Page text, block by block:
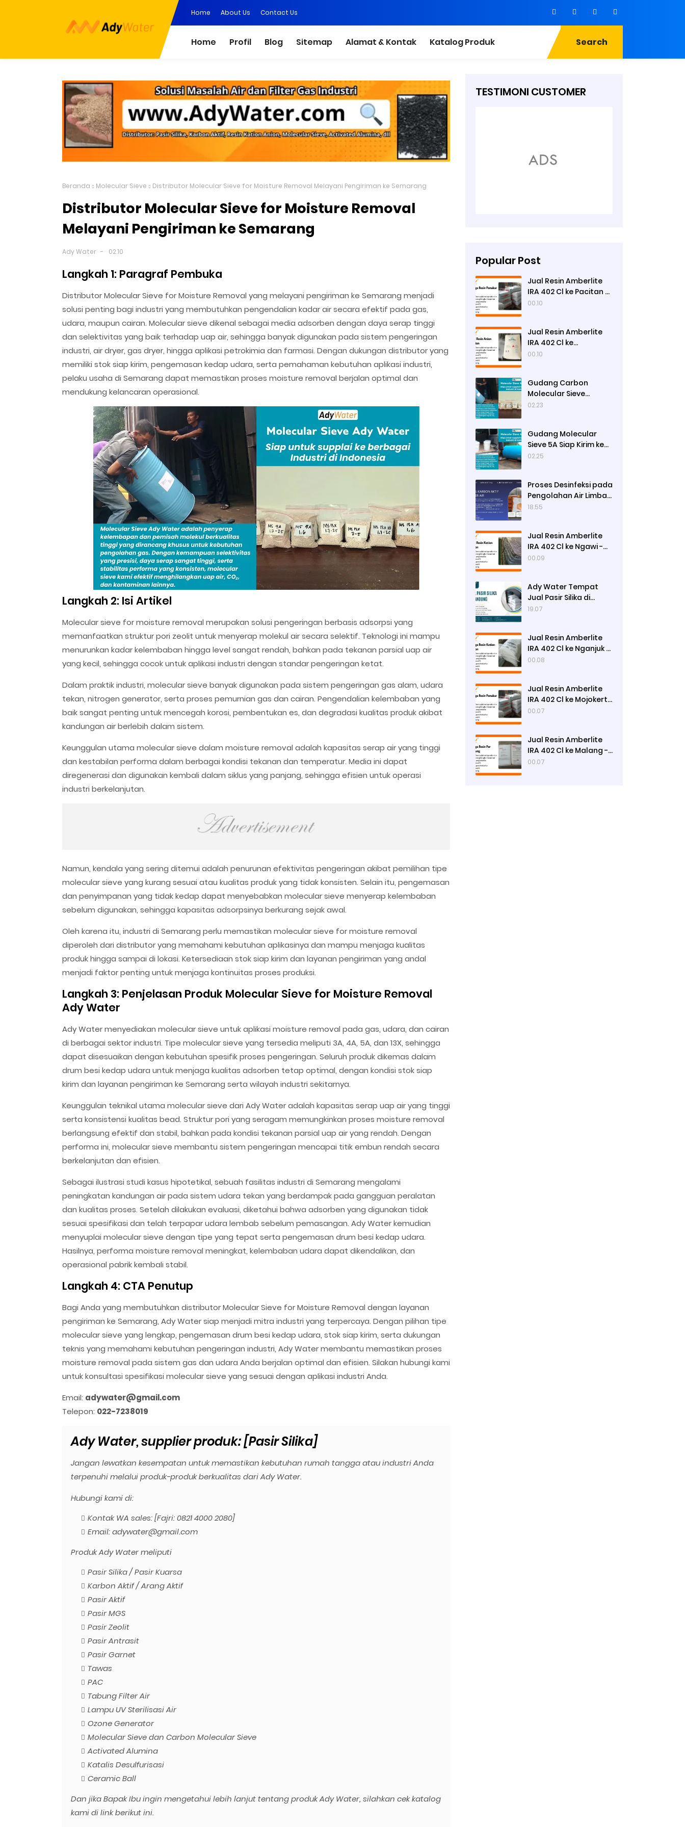
Home About Us Contact Us
Home Profil Blog Sitemap Alamat & Kontak Katalog Produk Search
Beranda Molecular Sieve Distributor Molecular Sieve for Moisture Removal Melayani Pengiriman ke Semarang
Distributor Molecular Sieve for Moisture Removal
Melayani Pengiriman ke Semarang
Ady Water 02.10
Langkah 1: Paragraf Pembuka
Distributor Molecular Sieve for Moisture Removal yang melayani pengiriman ke Semarang menjadi
solusi penting bagi industri yang membutuhkan pengendalian kadar air secara efektif pada gas,
udara, maupun cairan. Molecular sieve dikenal sebagai media adsorben dengan daya serap tinggi
dan selektivitas yang baik terhadap uap air, sehingga banyak digunakan pada sistem pengeringan
industri, air dryer, gas dryer, hingga aplikasi petrokimia dan farmasi. Dengan dukungan distributor yang
memiliki stok siap kirim, pengemasan kedap udara, serta pemahaman kebutuhan aplikasi industri,
pelaku usaha di Semarang dapat memastikan proses moisture removal berjalan optimal dan
mendukung kelancaran operasional.
Langkah 2: Isi Artikel
Molecular sieve for moisture removal merupakan solusi pengeringan berbasis adsorpsi yang
memanfaatkan struktur pori zeolit untuk menyerap molekul air secara selektif. Teknologi ini mampu
menurunkan kadar kelembaban hingga level sangat rendah, bahkan pada tekanan parsial uap air
yang kecil, sehingga cocok untuk aplikasi industri dengan standar pengeringan ketat.
Dalam praktik industri, molecular sieve banyak digunakan pada sistem pengeringan gas alam, udara
tekan, nitrogen generator, serta proses pemurnian gas dan cairan. Pengendalian kelembaban yang
baik sangat penting untuk mencegah korosi, pembentukan es, dan degradasi kualitas produk akibat
kandungan air berlebih dalam sistem.
Keunggulan utama molecular sieve dalam moisture removal adalah kapasitas serap air yang tinggi
dan kestabilan performa dalam berbagai kondisi tekanan dan temperatur. Media ini dapat
diregenerasi dan digunakan kembali dalam siklus yang panjang, sehingga efisien untuk operasi
industri berkelanjutan.
Namun, kendala yang sering ditemui adalah penurunan efektivitas pengeringan akibat pemilihan tipe
molecular sieve yang kurang sesuai atau kualitas produk yang tidak konsisten. Selain itu, pengemasan
dan penyimpanan yang tidak kedap dapat menyebabkan molecular sieve menyerap kelembaban
sebelum digunakan, sehingga kapasitas adsorpsinya berkurang sejak awal.
Oleh karena itu, industri di Semarang perlu memastikan molecular sieve for moisture removal
diperoleh dari distributor yang memahami kebutuhan aplikasinya dan mampu menjaga kualitas
produk hingga sampai di lokasi. Ketersediaan stok siap kirim dan layanan pengiriman yang andal
menjadi faktor penting untuk menjaga kontinuitas proses produksi.
Langkah 3: Penjelasan Produk Molecular Sieve for Moisture Removal
Ady Water
Ady Water menyediakan molecular sieve untuk aplikasi moisture removal pada gas, udara, dan cairan
di berbagai sektor industri. Tipe molecular sieve yang tersedia meliputi 3A, 4A, 5A, dan 13X, sehingga
dapat disesuaikan dengan kebutuhan spesifik proses pengeringan. Seluruh produk dikemas dalam
drum besi kedap udara untuk menjaga kualitas adsorben tetap optimal, dengan kondisi stok siap
kirim dan layanan pengiriman ke Semarang serta wilayah industri sekitarnya.
Keunggulan teknikal utama molecular sieve dari Ady Water adalah kapasitas serap uap air yang tinggi
serta konsistensi kualitas bead. Struktur pori yang seragam memungkinkan proses moisture removal
berlangsung efektif dan stabil, bahkan pada kondisi tekanan parsial uap air yang rendah. Dengan
performa ini, molecular sieve membantu sistem pengeringan mencapai titik embun rendah secara
berkelanjutan dan efisien.
Sebagai ilustrasi studi kasus hipotetikal, sebuah fasilitas industri di Semarang mengalami
peningkatan kandungan air pada sistem udara tekan yang berdampak pada gangguan peralatan
dan kualitas proses. Setelah dilakukan evaluasi, diketahui bahwa adsorben yang digunakan tidak
sesuai spesifikasi dan telah terpapar udara lembab sebelum pemasangan. Ady Water kemudian
menyuplai molecular sieve dengan tipe yang tepat serta pengemasan drum besi kedap udara.
Hasilnya, performa moisture removal meningkat, kelembaban udara dapat dikendalikan, dan
operasional pabrik kembali stabil.
Langkah 4: CTA Penutup
Bagi Anda yang membutuhkan distributor Molecular Sieve for Moisture Removal dengan layanan
pengiriman ke Semarang, Ady Water siap menjadi mitra industri yang terpercaya. Dengan pilihan tipe
molecular sieve yang lengkap, pengemasan drum besi kedap udara, stok siap kirim, serta dukungan
teknis yang memahami kebutuhan pengeringan industri, Ady Water membantu memastikan proses
moisture removal pada sistem gas dan udara Anda berjalan optimal dan efisien. Silakan hubungi kami
untuk konsultasi spesifikasi molecular sieve yang sesuai dengan aplikasi industri Anda.
Email: adywater@gmail.com
Telepon: 022-7238019
Ady Water, supplier produk: [Pasir Silika]
Jangan lewatkan kesempatan untuk memastikan kebutuhan rumah tangga atau industri Anda
terpenuhi melalui produk-produk berkualitas dari Ady Water.
Hubungi kami di:
Kontak WA sales: [Fajri: 0821 4000 2080]
Email: adywater@gmail.com
Produk Ady Water meliputi
Pasir Silika / Pasir Kuarsa
Karbon Aktif / Arang Aktif
Pasir Aktif
Pasir MGS
Pasir Zeolit
Pasir Antrasit
Pasir Garnet
Tawas
PAC
Tabung Filter Air
Lampu UV Sterilisasi Air
Ozone Generator
Molecular Sieve dan Carbon Molecular Sieve
Activated Alumina
Katalis Desulfurisasi
Ceramic Ball
Dan jika Bapak Ibu ingin mengetahui lebih lanjut tentang produk Ady Water, silahkan cek katalog
kami di link berikut ini.
TESTIMONI CUSTOMER
Popular Post
Jual Resin Amberlite
IRA 402 Cl ke Pacitan -
Ady Water
00.10
Jual Resin Amberlite
IRA 402 Cl ke
Pamekasan - Ady
00.10
Gudang Carbon
Molecular Sieve
Nitrogen Generation
02.23
Gudang Molecular
Sieve 5A Siap Kirim ke
Bengkulu Utara
02.25
Proses Desinfeksi pada
Pengolahan Air Limbah
Menggunakan Kaporit
18.55
Jual Resin Amberlite
IRA 402 Cl ke Ngawi -
Ady Water
00.09
Ady Water Tempat
Jual Pasir Silika di
Surabaya, Bisa Kirim ke
19.07
Jual Resin Amberlite
IRA 402 Cl ke Nganjuk -
Ady Water
00.08
Jual Resin Amberlite
IRA 402 Cl ke Mojokerto
- Ady Water
00.07
Jual Resin Amberlite
IRA 402 Cl ke Malang -
Ady Water
00.07